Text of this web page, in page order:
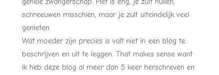
schreeuwen misschien, maar je zult uiteindelijk veel
genieten.
Wat moeder zijn precies is valt niet in een blog te
beschrijven en uit te leggen. That makes sense want
ik heb deze blog al meer dan 5 keer herschreven en